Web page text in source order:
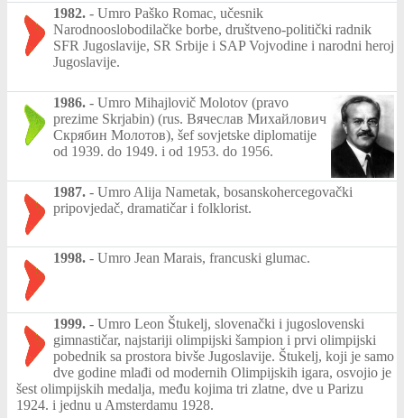
1982. - Umro Paško Romac, učesnik
Narodnooslobodilačke borbe, društveno-politički radnik
SFR Jugoslavije, SR Srbije i SAP Vojvodine i narodni heroj
Jugoslavije.
1986. - Umro Mihajlovič Molotov (pravo
prezime Skrjabin) (rus. Вячеслав Михайлович
Скрябин Молотов), šef sovjetske diplomatije
od 1939. do 1949. i od 1953. do 1956.
1987. - Umro Alija Nametak, bosanskohercegovački
pripovjedač, dramatičar i folklorist.
1998. - Umro Jean Marais, francuski glumac.
1999. - Umro Leon Štukelj, slovenački i jugoslovenski
gimnastičar, najstariji olimpijski šampion i prvi olimpijski
pobednik sa prostora bivše Jugoslavije. Štukelj, koji je samo
dve godine mlađi od modernih Olimpijskih igara, osvojio je
šest olimpijskih medalja, među kojima tri zlatne, dve u Parizu
1924. i jednu u Amsterdamu 1928.